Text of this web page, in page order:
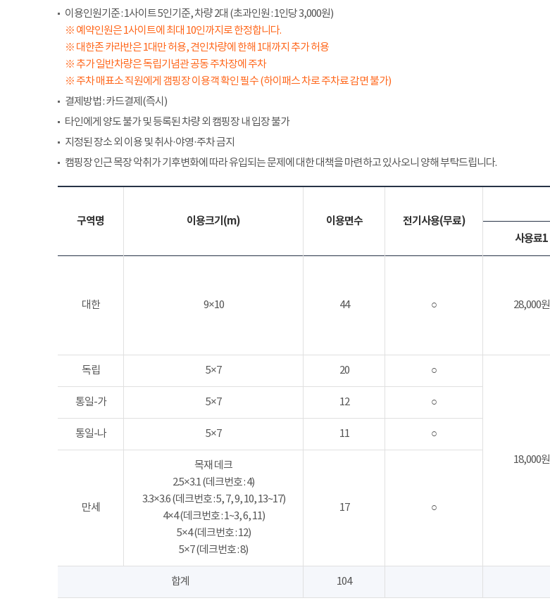
이용인원기준 : 1사이트 5인기준, 차량 2대 (초과인원 : 1인당 3,000원)
※ 예약인원은 1사이트에 최대 10인까지로 한정합니다.
※ 대한존 카라반은 1대만 허용, 견인차량에 한해 1대까지 추가 허용
※ 추가 일반차량은 독립기념관 공동 주차장에 주차
※ 주차 매표소 직원에게 갬핑장 이용객 확인 필수 (하이패스 차로 주차료 감면 불가)
결제방법 : 카드결제(즉시)
타인에게 양도 불가 및 등록된 차량 외 캠핑장 내 입장 불가
지정된 장소 외 이용 및 취사·야영·주차 금지
캠핑장 인근 목장 악취가 기후변화에 따라 유입되는 문제에 대한 대책을 마련하고 있사오니 양해 부탁드립니다.
구역명 이용크기(m) 이용면수 전기사용(무료)
사용료1
대한 9×10 44 ○ 28,000원
독립 5×7 20 ○
18,000원
통일-가 5×7 12 ○
통일-나 5×7 11 ○
만세
목재 데크
2.5×3.1 (데크번호 : 4)
3.3×3.6 (데크번호 : 5, 7, 9, 10, 13~17)
4×4 (데크번호 : 1~3, 6, 11)
5×4 (데크번호 : 12)
5×7 (데크번호 : 8)
17 ○
합계 104